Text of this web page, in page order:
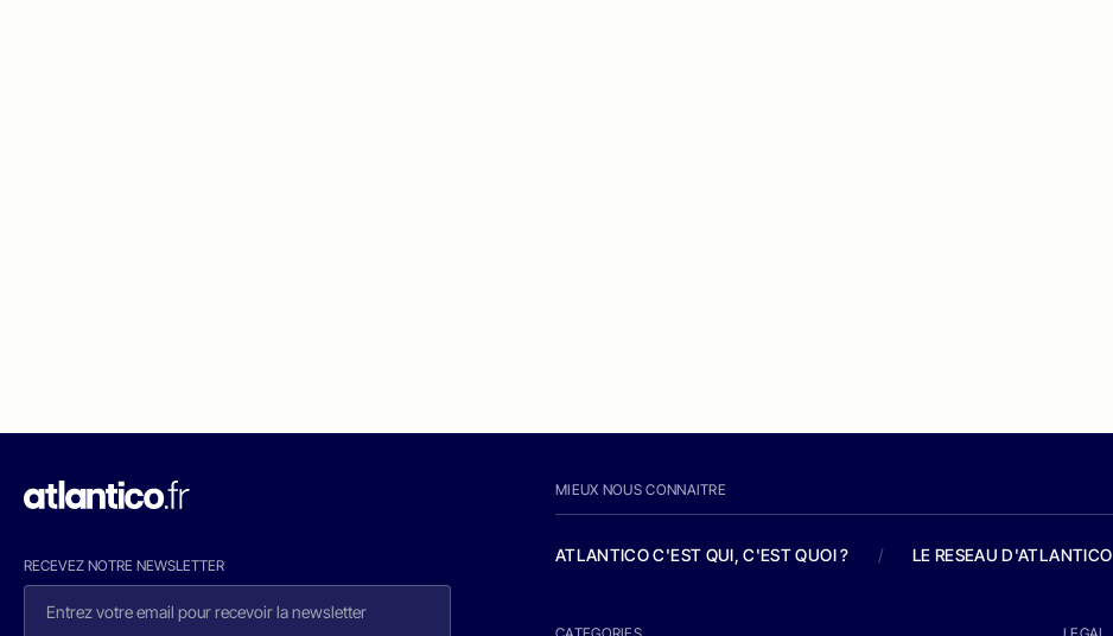
RECEVEZ NOTRE NEWSLETTER
MIEUX NOUS CONNAITRE
ATLANTICO C'EST QUI, C'EST QUOI ? / LE RESEAU D'ATLANTICO